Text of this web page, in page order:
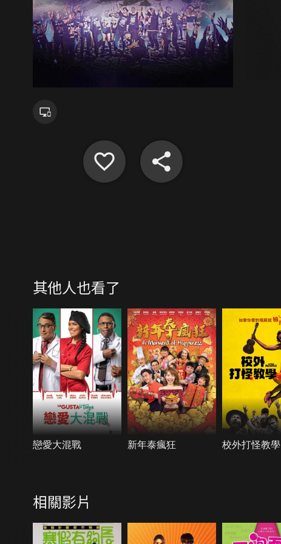
其他人也看了
戀愛大混戰 新年泰瘋狂 校外打怪教學
相關影片